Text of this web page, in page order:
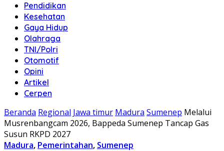
Pendidikan
Kesehatan
Gaya Hidup
Olahraga
TNI/Polri
Otomotif
Opini
Artikel
Cerpen
Beranda Regional Jawa timur Madura Sumenep Melalui
Musrenbangcam 2026, Bappeda Sumenep Tancap Gas
Susun RKPD 2027
Madura, Pemerintahan, Sumenep